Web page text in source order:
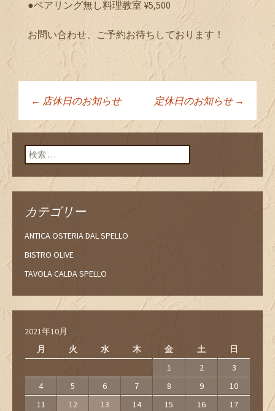
●ペアリング無し料理教室 ¥5,500
お問い合わせ、ご予約お待ちしております！
投稿ナビゲーショ
ン
← 店休日のお知らせ 定休日のお知らせ →
検索:
カテゴリー
ANTICA OSTERIA DAL SPELLO
BISTRO OLIVE
TAVOLA CALDA SPELLO
2021年10月
月
火 水 木 金 土
日
1
2
3
4
5 6 7 8 9
10
11
12 13 14 15 16 17